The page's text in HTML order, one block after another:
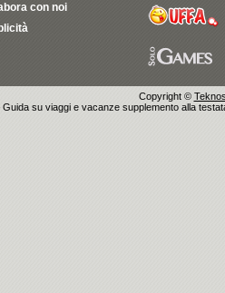
con noi
Copyright ©
Guida su viaggi e vacanze supplemento alla